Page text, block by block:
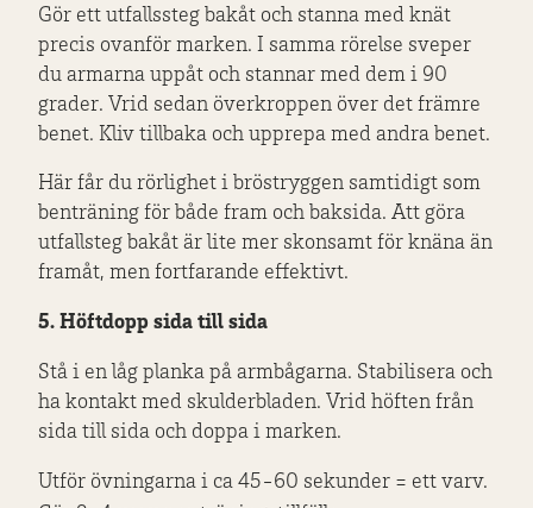
Gör ett utfallssteg bakåt och stanna med knät
precis ovanför marken. I samma rörelse sveper
du armarna uppåt och stannar med dem i 90
grader. Vrid sedan överkroppen över det främre
benet. Kliv tillbaka och upprepa med andra benet.
Här får du rörlighet i bröstryggen samtidigt som
benträning för både fram och baksida. Att göra
utfallsteg bakåt är lite mer skonsamt för knäna än
framåt, men fortfarande effektivt.
5. Höftdopp sida till sida
Stå i en låg planka på armbågarna. Stabilisera och
ha kontakt med skulderbladen. Vrid höften från
sida till sida och doppa i marken.
Utför övningarna i ca 45-60 sekunder = ett varv.